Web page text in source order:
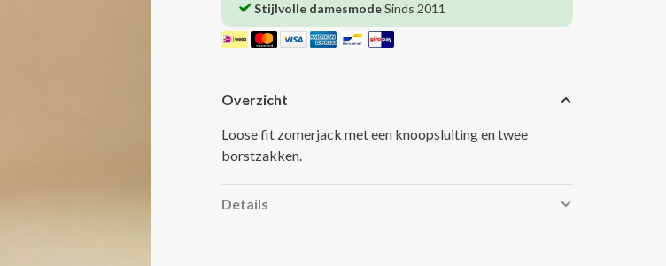
Stijlvolle damesmodeSinds 2011
Overzicht
Loose fit zomerjack met een knoopsluiting en twee
borstzakken.
Details